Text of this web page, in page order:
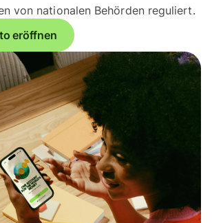
von nationalen Behörden reguliert.
eröffnen